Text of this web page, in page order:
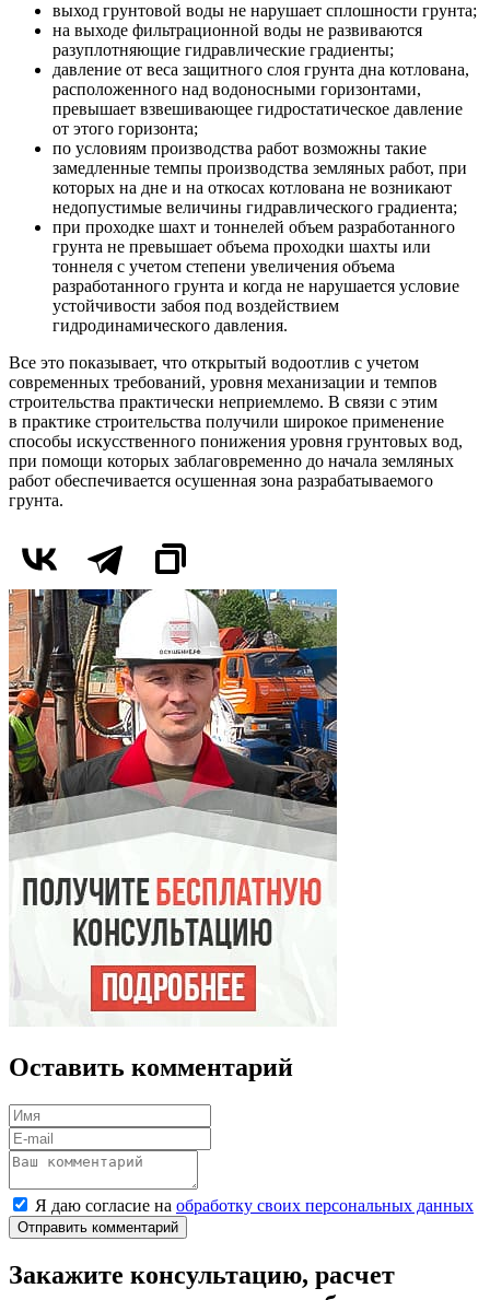
выход грунтовой воды не нарушает сплошности грунта;
на выходе фильтрационной воды не развиваются
разуплотняющие гидравлические градиенты;
давление от веса защитного слоя грунта дна котлована,
расположенного над водоносными горизонтами,
превышает взвешивающее гидростатическое давление
от этого горизонта;
по условиям производства работ возможны такие
замедленные темпы производства земляных работ, при
которых на дне и на откосах котлована не возникают
недопустимые величины гидравлического градиента;
при проходке шахт и тоннелей объем разработанного
грунта не превышает объема проходки шахты или
тоннеля с учетом степени увеличения объема
разработанного грунта и когда не нарушается условие
устойчивости забоя под воздействием
гидродинамического давления.
Все это показывает, что открытый водоотлив с учетом
современных требований, уровня механизации и темпов
строительства практически неприемлемо. В связи с этим
в практике строительства получили широкое применение
способы искусственного понижения уровня грунтовых вод,
при помощи которых заблаговременно до начала земляных
работ обеспечивается осушенная зона разрабатываемого
грунта.
Оставить комментарий
Я даю согласие на обработку своих персональных данных
Отправить комментарий
Закажите консультацию, расчет